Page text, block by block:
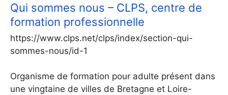
Qui sommes nous – CLPS, centre de
formation professionnelle
https://www.clps.net/clps/index/section-qui-
sommes-nous/id-1
Organisme de formation pour adulte présent dans
une vingtaine de villes de Bretagne et Loire-